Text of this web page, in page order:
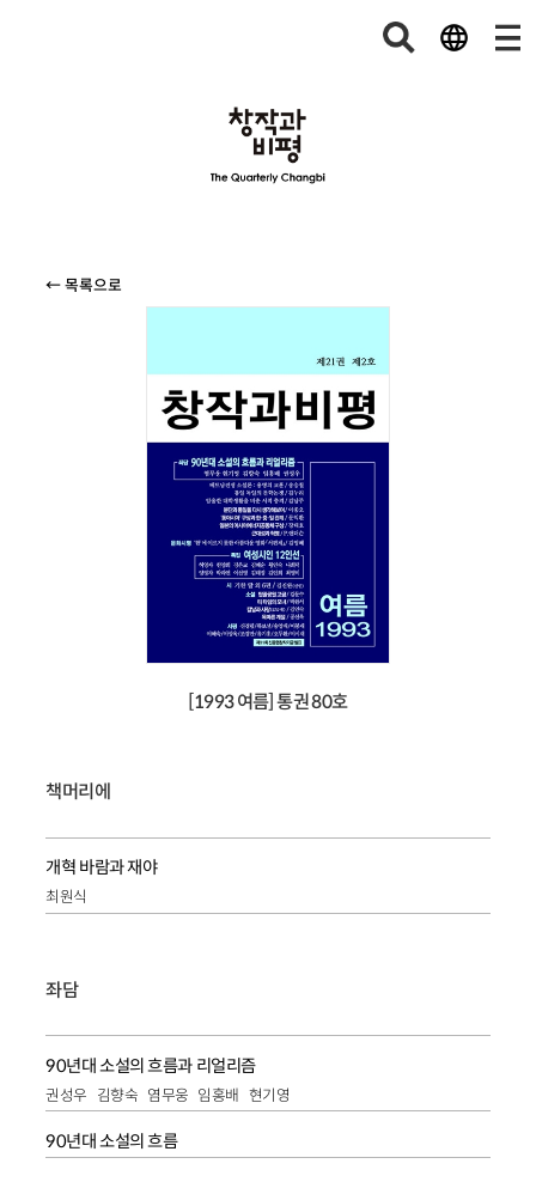
← 목록으로
[1993 여름] 통권 80호
책머리에
개혁 바람과 재야
최원식
좌담
90년대 소설의 흐름과 리얼리즘
권성우 김향숙 염무웅 임홍배 현기영
90년대 소설의 흐름